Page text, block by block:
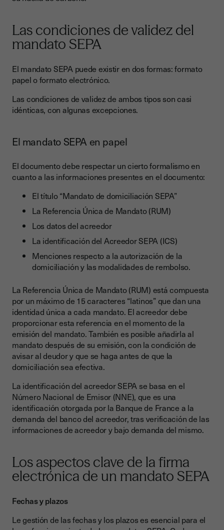
Las condiciones de validez del
mandato SEPA
El mandato SEPA puede existir en dos formas: formato
papel o formato electrónico.
Las condiciones de validez de ambos tipos son casi
idénticas, con algunas excepciones.
El mandato SEPA en papel
El documento debe respectar un cierto formalismo en
cuanto a las informaciones presentes en el documento:
El título “Mandato de domiciliación SEPA”
La Referencia Única de Mandato (RUM)
Los datos del acreedor
La identificación del Acreedor SEPA (ICS)
Menciones respecto a la autorización de la
domiciliación y las modalidades de rembolso.
La Referencia Única de Mandato (RUM) está compuesta
por un máximo de 15 caracteres “latinos” que dan una
identidad única a cada mandato. El acreedor debe
proporcionar esta referencia en el momento de la
emisión del mandato. También es posible añadirla al
mandato después de su emisión, con la condición de
avisar al deudor y que se haga antes de que la
domiciliación sea efectiva.
La identificación del acreedor SEPA se basa en el
Número Nacional de Emisor (NNE), que es una
identificación otorgada por la Banque de France a la
demanda del banco del acreedor, tras verificación de las
informaciones de acreedor y bajo demanda del mismo.
Los aspectos clave de la firma
electrónica de un mandato SEPA
Fechas y plazos
Le gestión de las fechas y los plazos es esencial para el